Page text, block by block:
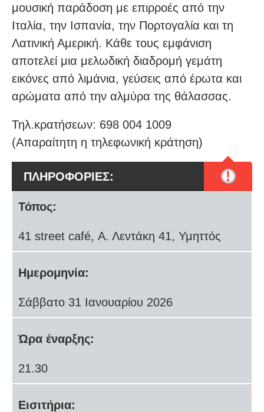
μουσική παράδοση με επιρροές από την
Ιταλία, την Ισπανία, την Πορτογαλία και τη
Λατινική Αμερική. Κάθε τους εμφάνιση
αποτελεί μια μελωδική διαδρομή γεμάτη
εικόνες από λιμάνια, γεύσεις από έρωτα και
αρώματα από την αλμύρα της θάλασσας.
Τηλ.κρατήσεων: 698 004 1009
(Απαραίτητη η τηλεφωνική κράτηση)
ΠΛΗΡΟΦΟΡΙΕΣ: !
Τόπος:
41 street café, Α. Λεντάκη 41, Υμηττός
Ημερομηνία:
Σάββατο 31 Ιανουαρίου 2026
Ώρα έναρξης:
21.30
Εισιτήρια: